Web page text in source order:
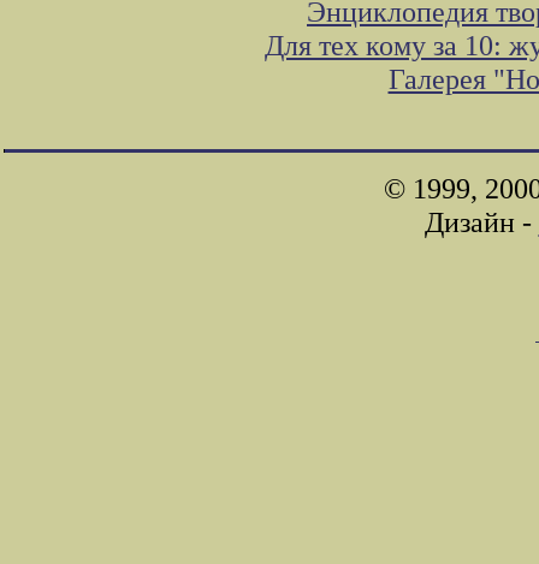
Энциклопедия
Для тех кому за 10:
Галерея
© 1999,
Дизайн -